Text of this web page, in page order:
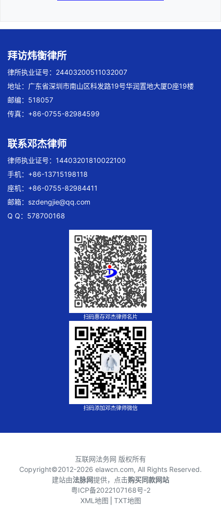
拜访炜衡律所
律所执业证号：24403200511032007
地址：广东省深圳市南山区科发路19号华润置地大厦D座19楼
邮编：518057
传真：+86-0755-82984599
联系邓杰律师
律师执业证号：14403201810022100
手机：+86-13715198118
座机：+86-0755-82984411
邮箱： szdengjie@qq.com
Q Q：578700168
扫码惠存邓杰律师名片
扫码添加邓杰律师微信
互联网法务网 版权所有
Copyright©2012-2026 elawcn.com, All Rights Reserved.
建站由法脉网提供，点击购买同款网站
粤ICP备2022107168号-2
XML地图 TXT地图